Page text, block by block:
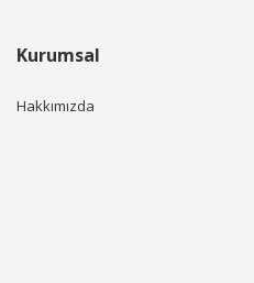
Kurumsal
Hakkımızda